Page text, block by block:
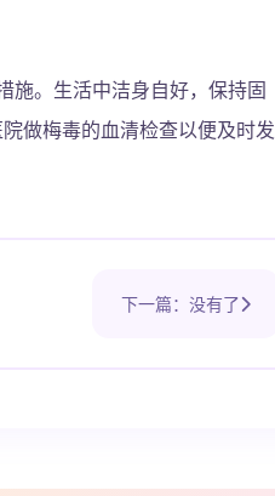
施。生活中洁身自好，保持固
做梅毒的血清检查以便及时发
下一篇：没有了